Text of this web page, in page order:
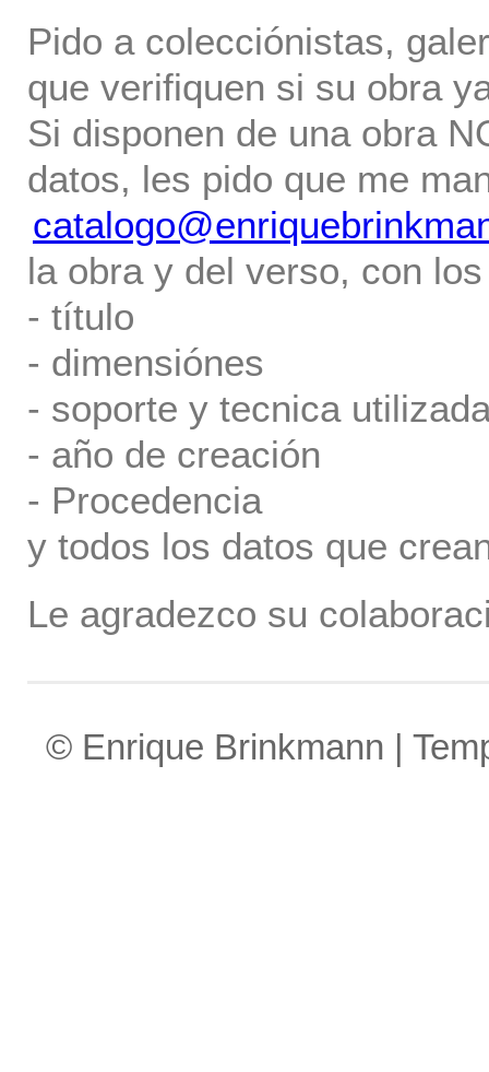
Pido a colecciónistas,
que verifiquen si su obra
Si disponen de una obra
datos, les pido que me
la obra y del verso, con
- título
- dimensiónes
- soporte y tecnica
- año de creación
- Procedencia
y todos los datos que
Le agradezco su
© Enrique Brinkmann |